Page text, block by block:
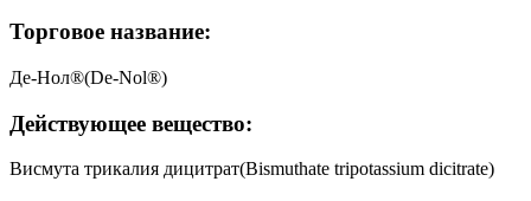
Торговое название:
Де-Нол®(De-Nol®)
Действующее вещество:
Висмута трикалия дицитрат(Bismuthate tripotassium dicitrate)